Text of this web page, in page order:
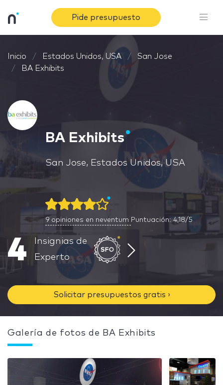
Pide presupuesto
Inicio Estados Unidos, USA
San Jose
BA Exhibits
BA Exhibits
San Jose, Estados Unidos, USA
9 opiniones en neventum Puntuación: 4,18/5
4
Insignias de
Experto
Solicitar presupuestos gratis ›
Galería de fotos de BA Exhibits